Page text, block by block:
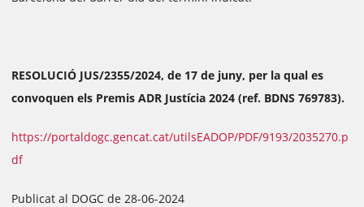
RESOLUCIÓ JUS/2355/2024, de 17 de juny, per la qual es
convoquen els Premis ADR Justícia 2024 (ref. BDNS 769783).
https://portaldogc.gencat.cat/utilsEADOP/PDF/9193/2035270.p
df
Publicat al DOGC de 28-06-2024